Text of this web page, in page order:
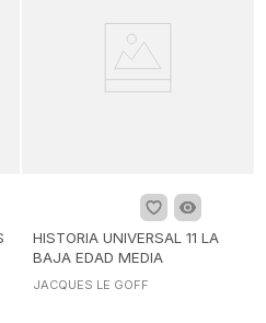
HISTORIA UNIVERSAL 11 LA
BAJA EDAD MEDIA
JACQUES LE GOFF